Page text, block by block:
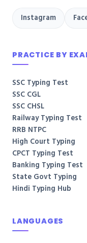
Instagram
PRACTICE BY
SSC Typing Test
SSC CGL
SSC CHSL
Railway Typing Test
RRB NTPC
High Court Typing
CPCT Typing Test
Banking Typing Test
State Govt Typing
Hindi Typing Hub
LANGUAGES